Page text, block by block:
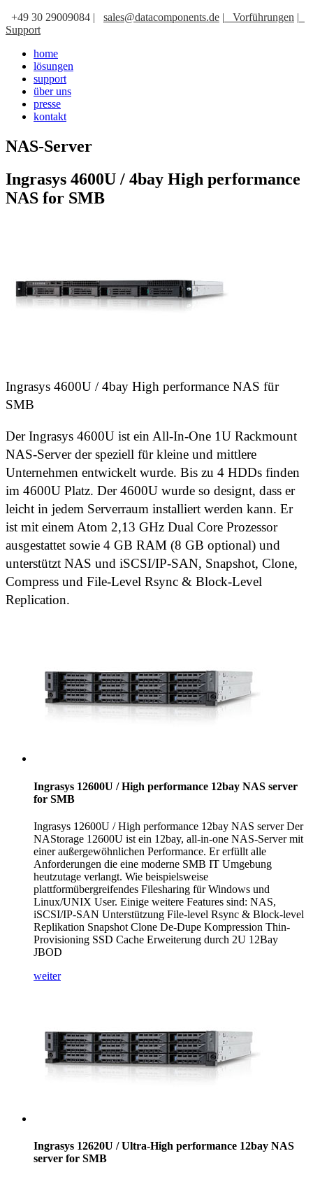
+49 30 29009084 | sales@datacomponents.de | Vorführungen |
Support
home
lösungen
support
über uns
presse
kontakt
NAS-Server
Ingrasys 4600U / 4bay High performance
NAS for SMB
Ingrasys 4600U / 4bay High performance NAS für
SMB
Der Ingrasys 4600U ist ein All-In-One 1U Rackmount
NAS-Server der speziell für kleine und mittlere
Unternehmen entwickelt wurde. Bis zu 4 HDDs finden
im 4600U Platz. Der 4600U wurde so designt, dass er
leicht in jedem Serverraum installiert werden kann. Er
ist mit einem Atom 2,13 GHz Dual Core Prozessor
ausgestattet sowie 4 GB RAM (8 GB optional) und
unterstützt NAS und iSCSI/IP-SAN, Snapshot, Clone,
Compress und File-Level Rsync & Block-Level
Replication.
Ingrasys 12600U / High performance 12bay NAS server
for SMB
Ingrasys 12600U / High performance 12bay NAS server Der
NAStorage 12600U ist ein 12bay, all-in-one NAS-Server mit
einer außergewöhnlichen Performance. Er erfüllt alle
Anforderungen die eine moderne SMB IT Umgebung
heutzutage verlangt. Wie beispielsweise
plattformübergreifendes Filesharing für Windows und
Linux/UNIX User. Einige weitere Features sind: NAS,
iSCSI/IP-SAN Unterstützung File-level Rsync & Block-level
Replikation Snapshot Clone De-Dupe Kompression Thin-
Provisioning SSD Cache Erweiterung durch 2U 12Bay
JBOD
weiter
Ingrasys 12620U / Ultra-High performance 12bay NAS
server for SMB